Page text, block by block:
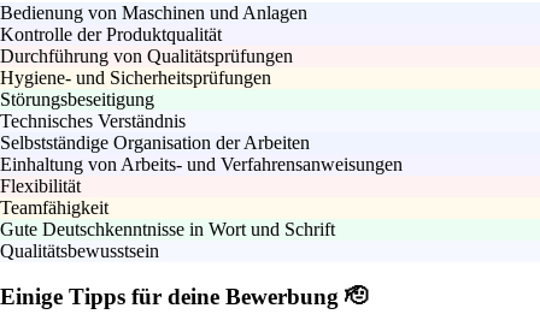
Bedienung von Maschinen und Anlagen
Kontrolle der Produktqualität
Durchführung von Qualitätsprüfungen
Hygiene- und Sicherheitsprüfungen
Störungsbeseitigung
Technisches Verständnis
Selbstständige Organisation der Arbeiten
Einhaltung von Arbeits- und Verfahrensanweisungen
Flexibilität
Teamfähigkeit
Gute Deutschkenntnisse in Wort und Schrift
Qualitätsbewusstsein
Einige Tipps für deine Bewerbung 🫡